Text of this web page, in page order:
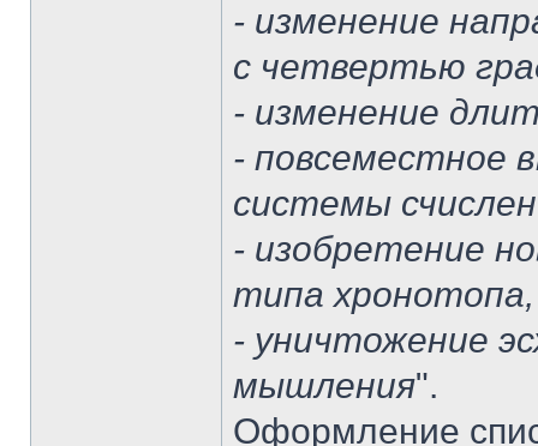
- изменение
с четвертью
- изменение
- повсеместное
системы
- изобретение
типа хронотопа,
- уничтожение
мышления".
Оформление